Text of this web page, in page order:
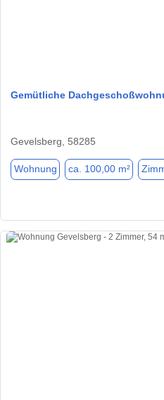
Gemütliche
Gevelsberg, 58285
Wohnung ca. 100,00 m²